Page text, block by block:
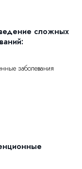
сложных
заболевания